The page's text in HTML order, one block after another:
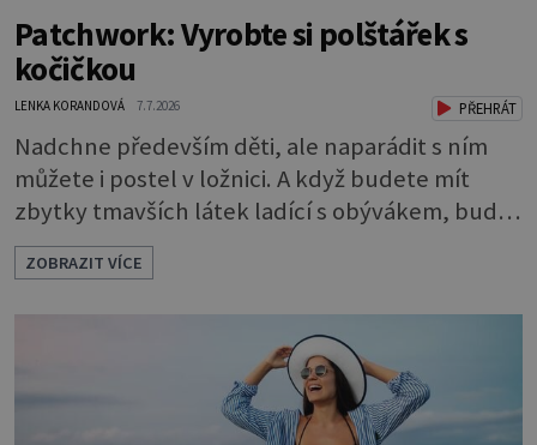
Patchwork: Vyrobte si polštářek s
kočičkou
LENKA KORANDOVÁ 7.7.2026 PŘEHRÁT
Nadchne především děti, ale naparádit s ním
můžete i postel v ložnici. A když budete mít
zbytky tmavších látek ladící s obývákem, bude
se hodit i tam. Budete potřebovat: - zbytky
barevně sladěných bavlněných látek - 0,5 m
látky na vnitřní polštářek - duté vlákno na výplň
- 2 knoflíky - 0,5 m jednostranně nalepovacího
vlizelínu - pravítko a řezák nebo nůžky Přední
strana s aplikací 1. V
ZOBRAZIT VÍCE